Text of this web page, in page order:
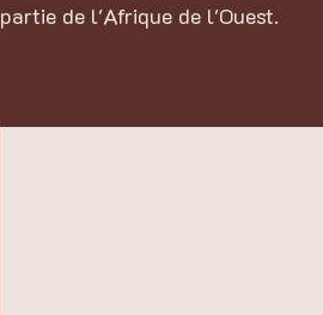
partie de l'Afrique de l'Ouest.